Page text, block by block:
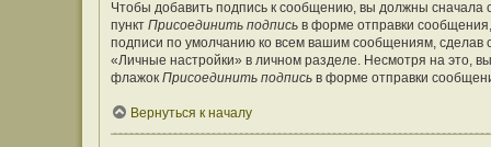
Чтобы добавить подпись к сообщению, вы должны сначала
пункт Присоединить подпись в форме отправки
подписи по умолчанию ко всем вашим сообщениям,
«Личные настройки» в личном разделе. Несмотря на это,
флажок Присоединить подпись в форме отправки
Вернуться к началу